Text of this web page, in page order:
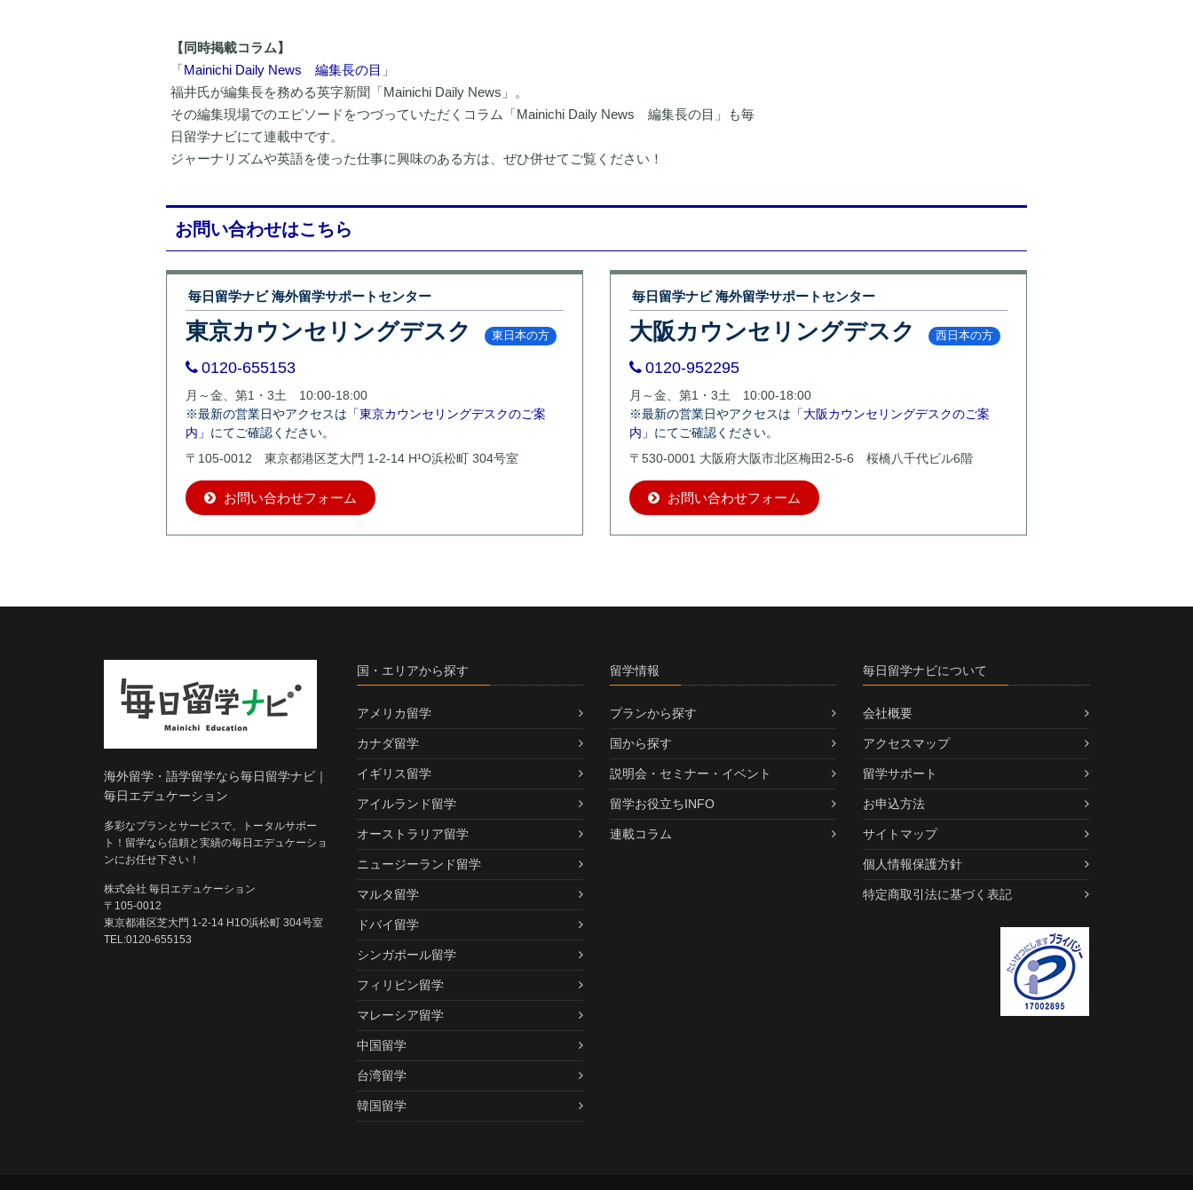
【同時掲載コラム】
「Mainichi Daily News 編集長の目 」
福井氏が編集長を務める英字新聞「Mainichi Daily News」。
その編集現場でのエピソードをつづっていただくコラム「Mainichi Daily News 編集長の目」も毎
日留学ナビにて連載中です。
ジャーナリズムや英語を使った仕事に興味のある方は、ぜひ併せてご覧ください！
お問い合わせはこちら
毎日留学ナビ 海外留学サポートセンター
東京カウンセリングデスク 東日本の方
0120-655153
月～金、第1・3土 10:00-18:00
※最新の営業日やアクセスは 「東京カウンセリングデスクのご案
内」 にてご確認ください。
〒105-0012 東京都港区芝大門 1-2-14 H¹O浜松町 304号室
お問い合わせフォーム
毎日留学ナビ 海外留学サポートセンター
大阪カウンセリングデスク 西日本の方
0120-952295
月～金、第1・3土 10:00-18:00
※最新の営業日やアクセスは 「大阪カウンセリングデスクのご案
内」 にてご確認ください。
〒530-0001 大阪府大阪市北区梅田2-5-6 桜橋八千代ビル6階
お問い合わせフォーム
海外留学・語学留学なら毎日留学ナビ｜
毎日エデュケーション
多彩なプランとサービスで、トータルサポー
ト！留学なら信頼と実績の毎日エデュケーショ
ンにお任せ下さい！
株式会社 毎日エデュケーション
〒105-0012
東京都港区芝大門 1-2-14 H1O浜松町 304号室
TEL:0120-655153
国・エリアから探す
アメリカ留学
カナダ留学
イギリス留学
アイルランド留学
オーストラリア留学
ニュージーランド留学
マルタ留学
ドバイ留学
シンガポール留学
フィリピン留学
マレーシア留学
中国留学
台湾留学
韓国留学
留学情報
プランから探す
国から探す
説明会・セミナー・イベント
留学お役立ちINFO
連載コラム
毎日留学ナビについて
会社概要
アクセスマップ
留学サポート
お申込方法
サイトマップ
個人情報保護方針
特定商取引法に基づく表記